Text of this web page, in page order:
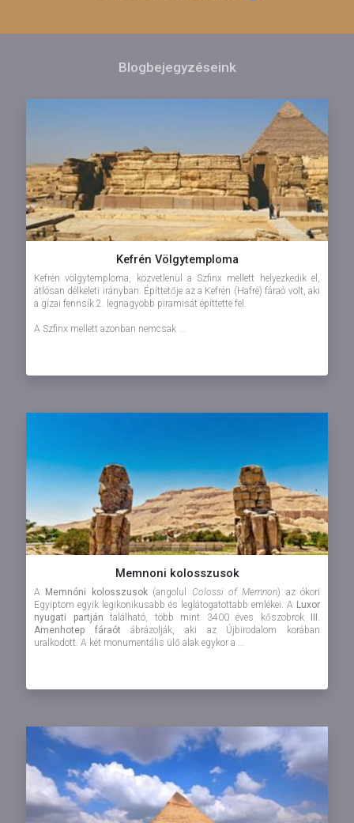
Blogbejegyzéseink
Kefrén Völgytemploma
Kefrén völgytemploma, közvetlenül a Szfinx mellett helyezkedik el,
átlósan délkeleti irányban. Építtetője az a Kefrén (Hafré) fáraó volt, aki
a gízai fennsík 2. legnagyobb piramisát építtette fel.
A Szfinx mellett azonban nemcsak ...
Memnoni kolosszusok
A Memnóni kolosszusok(angolul Colossi of Memnon) az ókori
Egyiptom egyik legikonikusabb és leglátogatottabb emlékei. A Luxor
nyugati partján található, több mint 3400 éves kőszobrok
III.
Amenhotep fáraót ábrázolják, aki az Újbirodalom korában
uralkodott. A két monumentális ülő alak egykor a ...